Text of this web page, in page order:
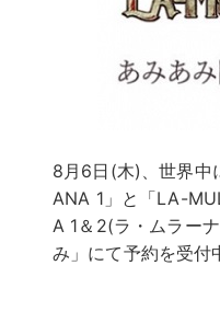
8月6日(木)、世界中
ANA 1」と「LA-
A 1＆2(ラ・ムラー
み」にて予約を受付